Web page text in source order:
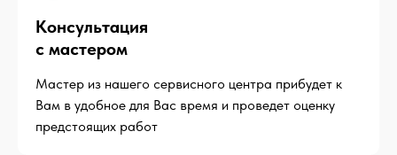
Консультация
с мастером
Мастер из нашего сервисного центра прибудет к
Вам в удобное для Вас время и проведет оценку
предстоящих работ